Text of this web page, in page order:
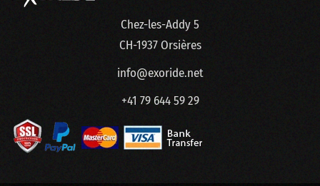
Chez-les-Addy 5
CH-1937 Orsières
info@exoride.net
+41 79 644 59 29